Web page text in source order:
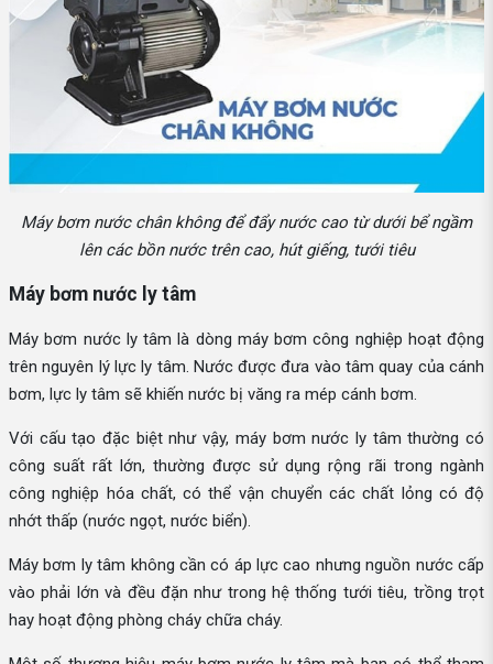
Máy bơm nước chân không để đẩy nước cao từ dưới bể ngầm
lên các bồn nước trên cao, hút giếng, tưới tiêu
Máy bơm nước ly tâm
Máy bơm nước ly tâm là dòng máy bơm công nghiệp hoạt động
trên nguyên lý lực ly tâm. Nước được đưa vào tâm quay của cánh
bơm, lực ly tâm sẽ khiến nước bị văng ra mép cánh bơm.
Với cấu tạo đặc biệt như vậy, máy bơm nước ly tâm thường có
công suất rất lớn, thường được sử dụng rộng rãi trong ngành
công nghiệp hóa chất, có thể vận chuyển các chất lỏng có độ
nhớt thấp (nước ngọt, nước biển).
Máy bơm ly tâm không cần có áp lực cao nhưng nguồn nước cấp
vào phải lớn và đều đặn như trong hệ thống tưới tiêu, trồng trọt
hay hoạt động phòng cháy chữa cháy.